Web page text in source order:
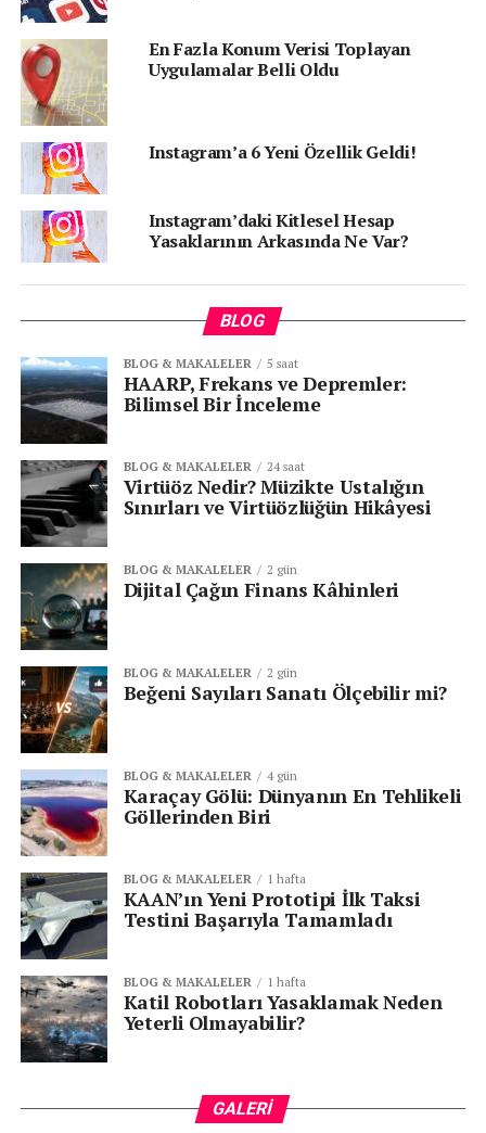
Instagram’ı açın.
Hikaye paylaşım ekranına gelin.
Üstteki arka plan değiştirme simgesine dokunun.
Fotoğrafın arka planı saydam hale gelecek.
Arka planı değiştirmek için bir istem girin.
Yeni arka planlı fotoğrafı paylaşın.
Senin reaksiyonun hangisi?
KATEGORİLER: Sosyal Medya Haberleri
|Yapay Zeka Haberleri
ETIKETLER:
Yapay Zeka, Labirent Misket Oyununda İnsan
Rekorunu Altüst Etti!
ÖNCEKI
İngiltere ve Galler’de Yargıçların Yapay Zeka
Kullanımına Onay Verildi
En Fazla Konum Verisi Toplayan
Uygulamalar Belli Oldu
Instagram’a 6 Yeni Özellik Geldi!
Instagram’daki Kitlesel Hesap
Yasaklarının Arkasında Ne Var?
BLOG
BLOG & MAKALELER 5 saat
HAARP, Frekans ve Depremler:
Bilimsel Bir İnceleme
BLOG & MAKALELER 24 saat
Virtüöz Nedir? Müzikte Ustalığın
Sınırları ve Virtüözlüğün Hikâyesi
BLOG & MAKALELER 2 gün
Dijital Çağın Finans Kâhinleri
BLOG & MAKALELER 2 gün
Beğeni Sayıları Sanatı Ölçebilir mi?
BLOG & MAKALELER 4 gün
Karaçay Gölü: Dünyanın En Tehlikeli
Göllerinden Biri
BLOG & MAKALELER 1 hafta
KAAN’ın Yeni Prototipi İlk Taksi
Testini Başarıyla Tamamladı
BLOG & MAKALELER 1 hafta
Katil Robotları Yasaklamak Neden
Yeterli Olmayabilir?
GALERI